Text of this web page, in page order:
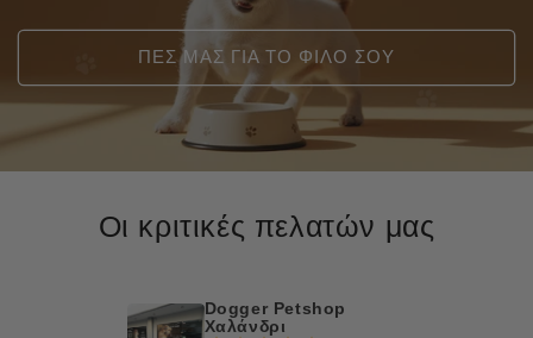
ΠΕΣ ΜΑΣ ΓΙΑ ΤΟ ΦΙΛΟ ΣΟΥ
Οι κριτικές πελατών μας
Dogger Petshop
Χαλάνδρι